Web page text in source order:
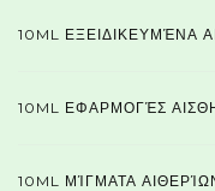
10ML ΕΞΕΙΔΙΚΕΥΜΈΝΑ
10ML ΕΦΑΡΜΟΓΈΣ
10ML ΜΊΓΜΑΤΑ